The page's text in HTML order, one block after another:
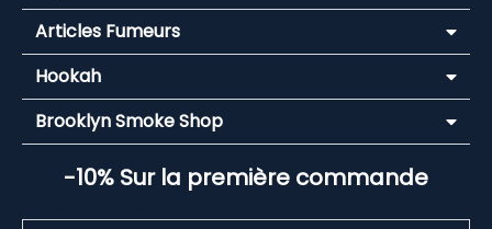
Articles Fumeurs
Hookah
Brooklyn Smoke Shop
-10% Sur la première commande